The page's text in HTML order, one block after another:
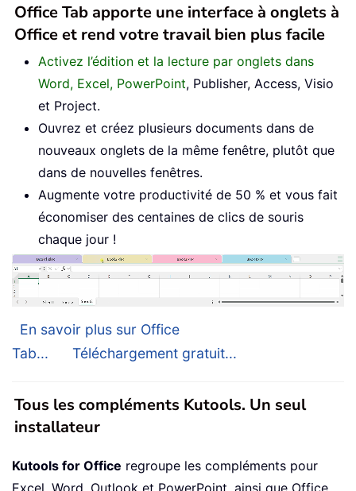
Office Tab apporte une interface à onglets à
Office et rend votre travail bien plus facile
Activez l’édition et la lecture par onglets dans
Word, Excel, PowerPoint, Publisher, Access, Visio
et Project.
Ouvrez et créez plusieurs documents dans de
nouveaux onglets de la même fenêtre, plutôt que
dans de nouvelles fenêtres.
Augmente votre productivité de 50 % et vous fait
économiser des centaines de clics de souris
chaque jour !
En savoir plus sur Office
Tab...
Téléchargement gratuit...
Tous les compléments Kutools. Un seul
installateur
Kutools for Office regroupe les compléments pour